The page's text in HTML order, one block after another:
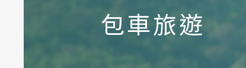
包車旅遊